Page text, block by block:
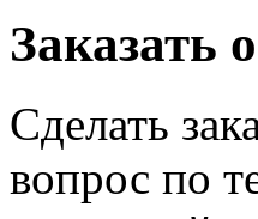
Заказать
Сделать
вопрос по